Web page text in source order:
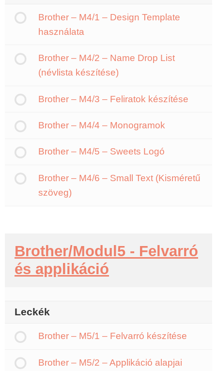
Brother – M4/1 – Design Template
használata
Brother – M4/2 – Name Drop List
(névlista készítése)
Brother – M4/3 – Feliratok készítése
Brother – M4/4 – Monogramok
Brother – M4/5 – Sweets Logó
Brother – M4/6 – Small Text (Kisméretű
szöveg)
Brother/Modul5 - Felvarró
és applikáció
Leckék
Brother – M5/1 – Felvarró készítése
Brother – M5/2 – Applikáció alapjai